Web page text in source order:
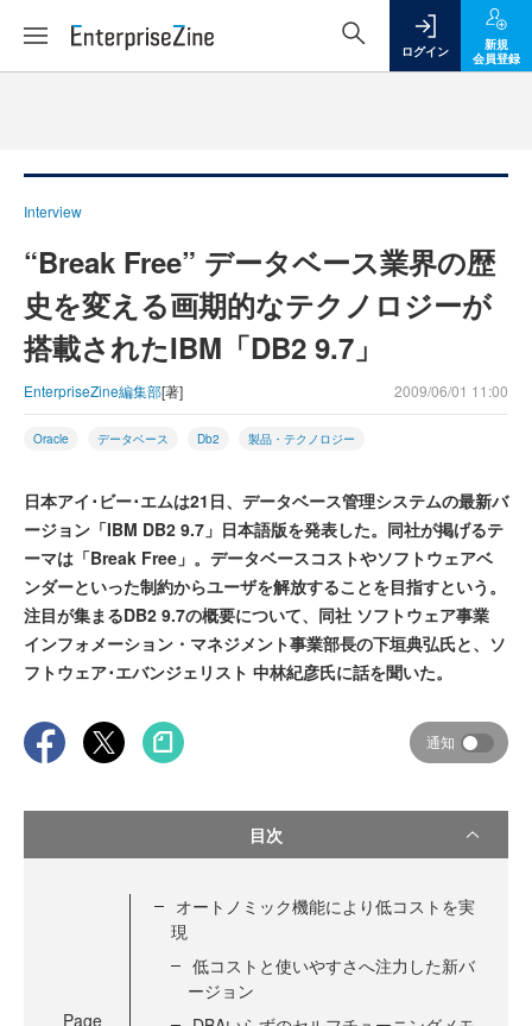
ログイン
新規
会員登録
Interview
“Break Free” データベース業界の歴
史を変える画期的なテクノロジーが
搭載されたIBM「DB2 9.7」
EnterpriseZine編集部[著] 2009/06/01 11:00
Oracle データベース Db2 製品・テクノロジー
日本アイ･ビー･エムは21日、データベース管理システムの最新バ
ージョン「IBM DB2 9.7」日本語版を発表した。同社が掲げるテ
ーマは「Break Free」。データベースコストやソフトウェアベ
ンダーといった制約からユーザを解放することを目指すという。
注目が集まるDB2 9.7の概要について、同社 ソフトウェア事業
インフォメーション・マネジメント事業部長の下垣典弘氏と、ソ
フトウェア･エバンジェリスト 中林紀彦氏に話を聞いた。
通知
目次
Page
オートノミック機能により低コストを実
現
低コストと使いやすさへ注力した新バ
ージョン